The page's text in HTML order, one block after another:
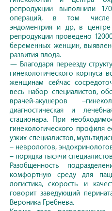
репродукции выполнили
операций, в том числе
эндоментрия и др, в
репродукции проведено
беременных женщин,
развития плода.
— Благодаря переезду
гинекологического корпуса
женщинам сейчас
весь набор специалистов,
врачей-акушеров
диагностическая и
стационара. При
гинекологического профиля
узких специалистов,
– неврологов,
– порядка тысячи
Разобщенность
комфортную среду для
логистика, скорость и
говорит заведующий
Вероника Гребнева.